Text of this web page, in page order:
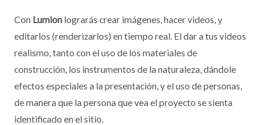
Con Lumionlograrás crear imágenes, hacer videos, y
editarlos (renderizarlos) en tiempo real. El dar a tus videos
realismo, tanto con el uso de los materiales de
construcción, los instrumentos de la naturaleza, dándole
efectos especiales a la presentación, y el uso de personas,
de manera que la persona que vea el proyecto se sienta
identificado en el sitio.